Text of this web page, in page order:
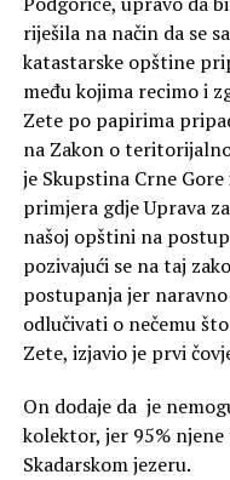
riješila na način da se
katastarske opštine
među kojima recimo i
Zete po papirima
na Zakon o
je Skupstina Crne
primjera gdje Uprava
našoj opštini na
pozivajući se na taj
postupanja jer
odlučivati o nečemu
Zete, izjavio je prvi
On dodaje da je
kolektor, jer 95%
Skadarskom jezeru.